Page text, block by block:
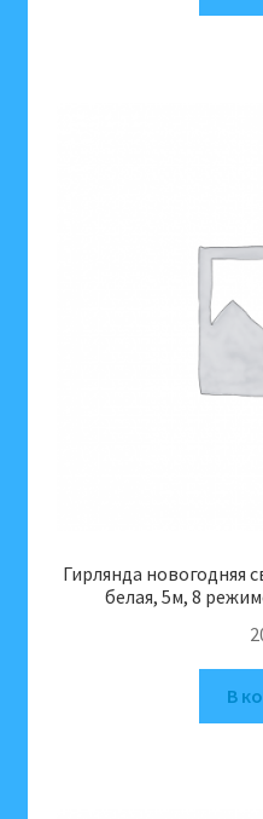
Гирлянда новогодняя
белая, 5м, 8
В